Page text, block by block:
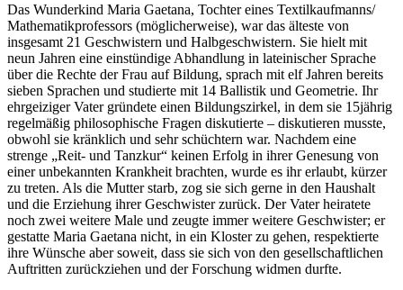
Das Wunderkind Maria Gaetana, Tochter eines Textilkaufmanns/
Mathematikprofessors (möglicherweise), war das älteste von
insgesamt 21 Geschwistern und Halbgeschwistern. Sie hielt mit
neun Jahren eine einstündige Abhandlung in lateinischer Sprache
über die Rechte der Frau auf Bildung, sprach mit elf Jahren bereits
sieben Sprachen und studierte mit 14 Ballistik und Geometrie. Ihr
ehrgeiziger Vater gründete einen Bildungszirkel, in dem sie 15jährig
regelmäßig philosophische Fragen diskutierte – diskutieren musste,
obwohl sie kränklich und sehr schüchtern war. Nachdem eine
strenge „Reit- und Tanzkur“ keinen Erfolg in ihrer Genesung von
einer unbekannten Krankheit brachten, wurde es ihr erlaubt, kürzer
zu treten. Als die Mutter starb, zog sie sich gerne in den Haushalt
und die Erziehung ihrer Geschwister zurück. Der Vater heiratete
noch zwei weitere Male und zeugte immer weitere Geschwister; er
gestatte Maria Gaetana nicht, in ein Kloster zu gehen, respektierte
ihre Wünsche aber soweit, dass sie sich von den gesellschaftlichen
Auftritten zurückziehen und der Forschung widmen durfte.